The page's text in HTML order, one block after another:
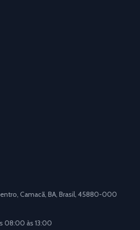
Camacã, BA, Brasil, 45880-000
08:00 às 13:00